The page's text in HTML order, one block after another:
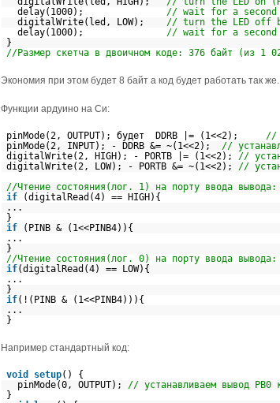
delay(1000); // wait for a second
digitalWrite(led, LOW); // turn the LED off
delay(1000); // wait for a second
}
//Размер скетча в двоичном коде: 376 байт (из 1
Экономия при этом будет 8 байт а код будет работать так же.
Функции ардуино на Си:
pinMode(2, OUTPUT); будет DDRB |= (1<<2); //
pinMode(2, INPUT); - DDRB &= ~(1<<2); //
digitalWrite(2, HIGH); - PORTB |= (1<<2); //
digitalWrite(2, LOW); - PORTB &= ~(1<<2); //
//Чтение состояния(лог. 1) на порту ввода вывода:
if
(digitalRead(4) == HIGH){
...
}
if
(PINB & (1<<PINB4)){
...
}
//Чтение состояния(лог. 0) на порту ввода вывода:
if(digitalRead(4) == LOW){
...
}
if(!(PINB & (1<<PINB4))){
...
}
Например стандартный код:
void setup() {
pinMode(0, OUTPUT); // устанавливаем вывод
}